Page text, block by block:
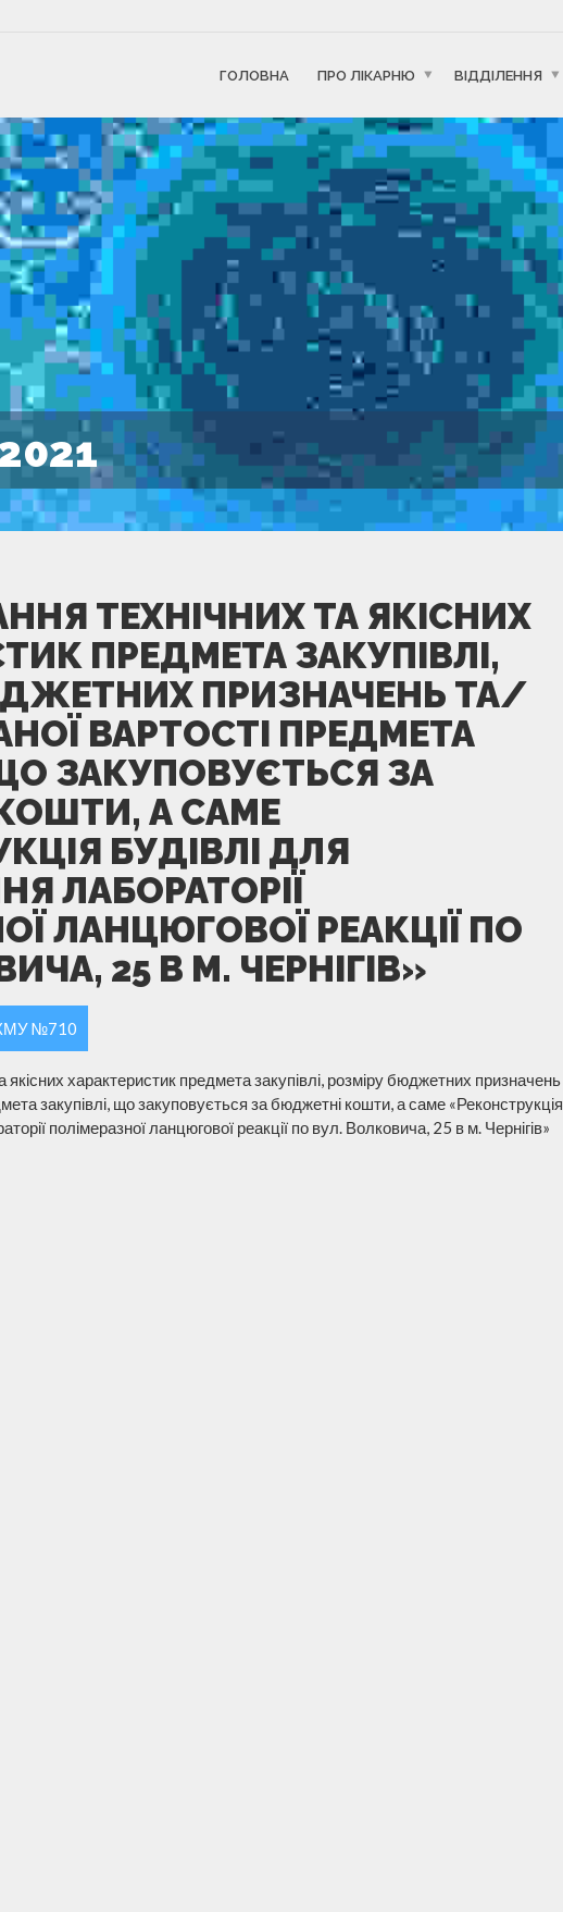
ГОЛОВНА ПРО ЛІКАРНЮ ВІДДІЛЕННЯ
ТЕХНІЧНИХ ТА ЯКІСНИХ
ПРЕДМЕТА ЗАКУПІВЛІ,
ПРИЗНАЧЕНЬ ТА/
ВАРТОСТІ ПРЕДМЕТА
ЗАКУПОВУЄТЬСЯ ЗА
А САМЕ
БУДІВЛІ ДЛЯ
ЛАБОРАТОРІЇ
ЛАНЦЮГОВОЇ РЕАКЦІЇ ПО
25 В М. ЧЕРНІГІВ»
№710
характеристик предмета закупівлі, розміру бюджетних призначень
закупівлі, що закуповується за бюджетні кошти, а саме «Реконструкція
полімеразної ланцюгової реакції по вул. Волковича, 25 в м. Чернігів»